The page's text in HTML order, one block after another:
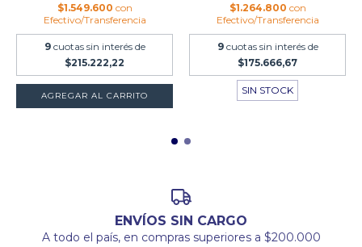
$1.549.600 con
Efectivo/Transferencia
9 cuotas sin interés de
$215.222,22
$1.264.800 con
Efectivo/Transferencia
9 cuotas sin interés de
$175.666,67
SIN STOCK
ENVÍOS SIN CARGO
A todo el país, en compras superiores a $200.000